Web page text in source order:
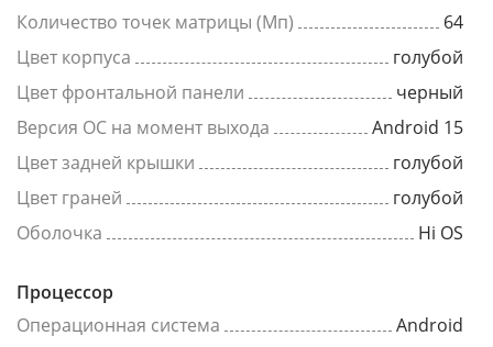
Количество точек матрицы (Мп)
64
Цвет корпуса
голубой
Цвет фронтальной панели
черный
Версия ОС на момент выхода
Android 15
Цвет задней крышки
голубой
Цвет граней
голубой
Оболочка
Hi OS
Процессор
Операционная система
Android